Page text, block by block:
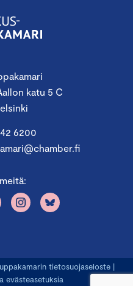
katu 5 C
6200
tietosuojaseloste |
evästeasetuksia